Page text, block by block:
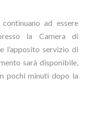
ad essere
la Camera di
l’apposito servizio di
sarà disponibile,
pochi minuti dopo la